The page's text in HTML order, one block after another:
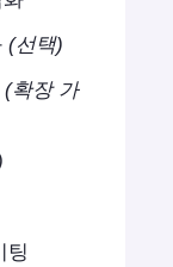
(선택)
(확장 가
팅